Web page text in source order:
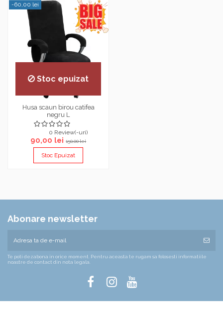
-60,00 lei
Stoc epuizat
Husa scaun birou catifea
negru L
0 Review(-uri)
90,00 lei150,00 lei
Stoc Epuizat
Abonare newsletter
Te poti dezabona in orice moment. Pentru aceasta te rugam sa folosesti informatiile
noastre de contact din nota legala.